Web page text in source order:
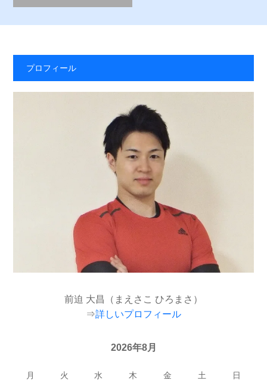
プロフィール
前迫 大昌（まえさこ ひろまさ）
⇒詳しいプロフィール
2026年8月
月 火 水 木 金 土 日